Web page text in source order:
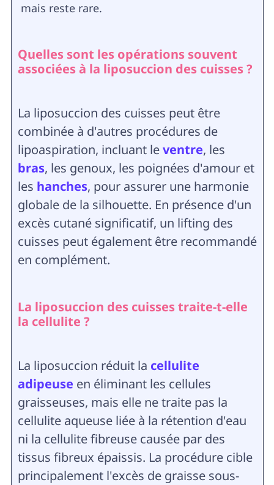
mais reste rare.
Quelles sont les opérations souvent
associées à la liposuccion des cuisses ?
La liposuccion des cuisses peut être
combinée à d'autres procédures de
lipoaspiration, incluant leventre, les
bras, les genoux, les poignées d'amour et
les hanches, pour assurer une harmonie
globale de la silhouette. En présence d'un
excès cutané significatif, un lifting des
cuisses peut également être recommandé
en complément.
La liposuccion des cuisses traite-t-elle
la cellulite ?
La liposuccion réduit la cellulite
adipeuse en éliminant les cellules
graisseuses, mais elle ne traite pas la
cellulite aqueuse liée à la rétention d'eau
ni la cellulite fibreuse causée par des
tissus fibreux épaissis. La procédure cible
principalement l'excès de graisse sous-